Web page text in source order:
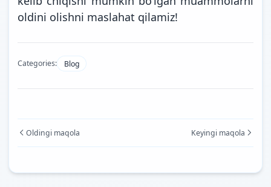
oldini olishni maslahat qilamiz!
Categories: Blog
Oldingi maqola Keyingi maqola